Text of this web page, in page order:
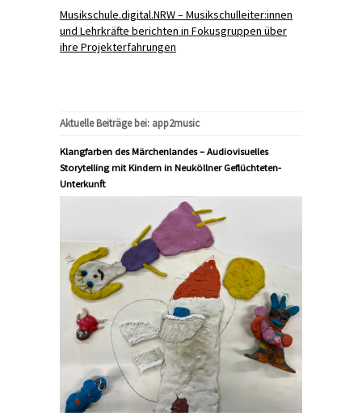
Musikschule.digital.NRW – Musikschulleiter:innen
und Lehrkräfte berichten in Fokusgruppen über
ihre Projekterfahrungen
Aktuelle Beiträge bei: app2music
Klangfarben des Märchenlandes – Audiovisuelles
Storytelling mit Kindern in Neuköllner Geflüchteten-
Unterkunft